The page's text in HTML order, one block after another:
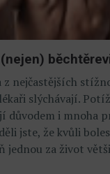
z nejčastějších
slýchávají.
důvodem i mnoha
jste, že kvůli
jednou za život